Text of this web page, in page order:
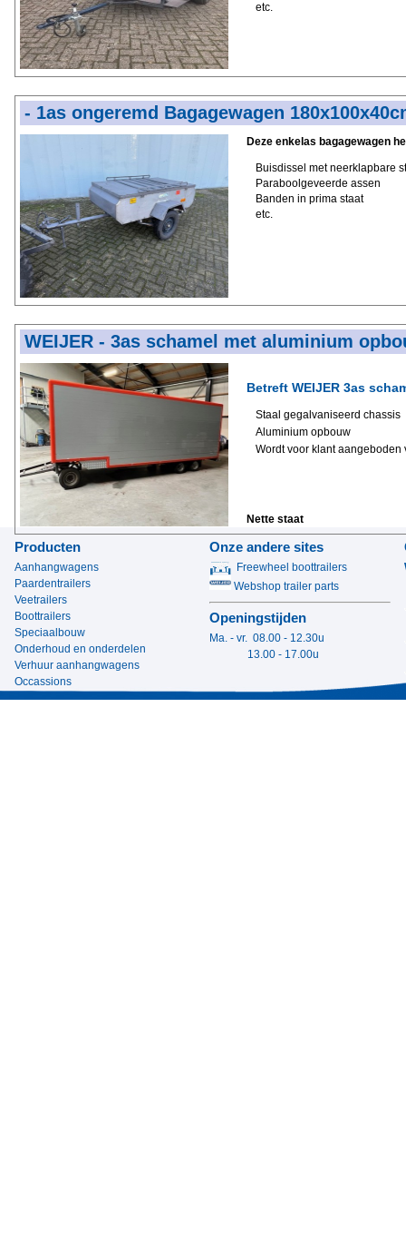
etc.
- 1as ongeremd Bagagewagen
Deze enkelas bagagewagen
Buisdissel met neerklapbare
Paraboolgeveerde assen
Banden in prima staat
etc.
WEIJER - 3as schamel met aluminium
Betreft WEIJER 3as
Staal gegalvaniseerd chassis
Aluminium opbouw
Wordt voor klant aangeboden
Nette staat
Producten
Aanhangwagens
Paardentrailers
Veetrailers
Boottrailers
Speciaalbouw
Onderhoud en onderdelen
Verhuur aanhangwagens
Occassions
Onze andere sites
Freewheel boottrailers
Webshop trailer parts
Openingstijden
Ma. - vr. 08.00 - 12.30u
13.00 - 17.00u